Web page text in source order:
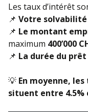
Les taux d’intérêt
📌 Votre
📌 Le montant
maximum 400’000
📌 La durée du prêt
💡 En moyenne,
situent entre 4.5%